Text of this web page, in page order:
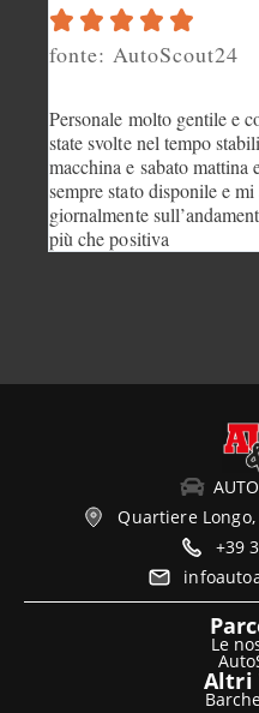
    
fonte: AutoScout24
Personale molto gentile e
state svolte nel tempo
macchina e sabato
sempre stato disponile e
giornalmente
più che positiva
Quartiere Longo,
+39
Le
Altri